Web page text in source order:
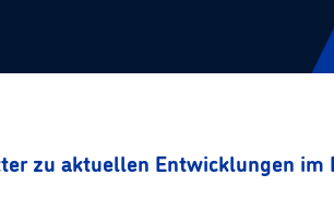
zu aktuellen Entwicklungen im